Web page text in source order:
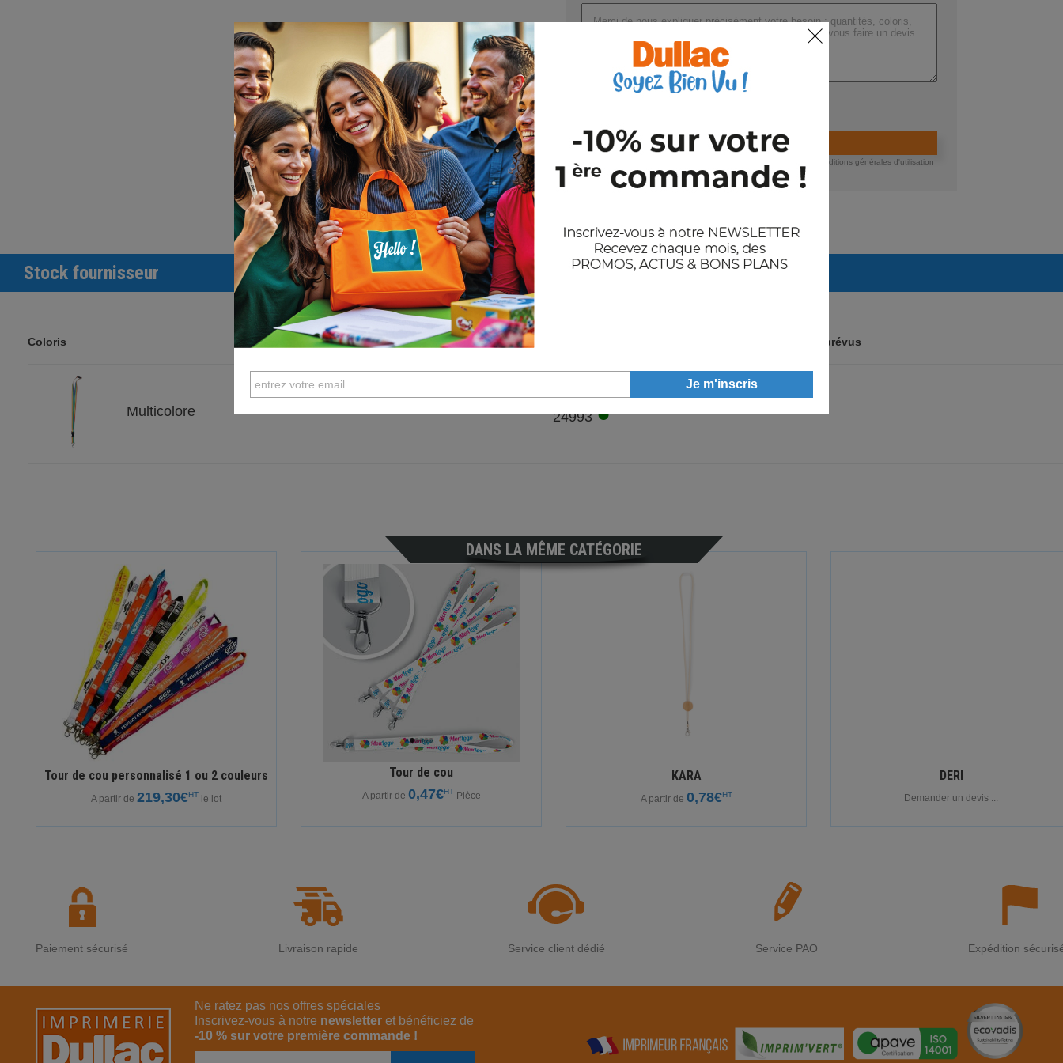
Nom : BOWYARD
Dimensions : 2X56CM
Valider la demande de devis
En nous envoyant votre demande de devis, vous acceptez nos conditions générales d'utilisation
et notre politique de confidentialité des données.
Stock fournisseur
Coloris Arrivages prévus
Multicolore 24993●
DANS LA MÊME CATÉGORIE
Tour de cou personnalisé 1 ou 2 couleurs
A partir de 219,30€HT le lot
Tour de cou
A partir de 0,47€HT Pièce
KARA
A partir de 0,78€HT
DERI
Demander un devis ...
Paiement sécurisé Livraison rapide Service client dédié Service PAO Expédition
Ne ratez pas nos offres spéciales
Inscrivez-vous à notre newsletter et bénéficiez de
-10 % sur votre première commande !